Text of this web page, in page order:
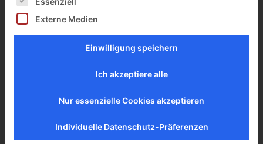
01
Übersicht
Überblick über die wirtschaftliche und rechtliche
Entwicklung des Unternehmens in Bezug zur
Erfassen der Vermögens- Finanz- und Ertragslage
durchlaufen wurden, und deren Ursachen
Prüfung der Insolvenztatbestände
Externe Medien
Einwilligung speichern
Ich akzeptiere alle
Nur essenzielle Cookies akzeptieren
Individuelle Datenschutz-Präferenzen